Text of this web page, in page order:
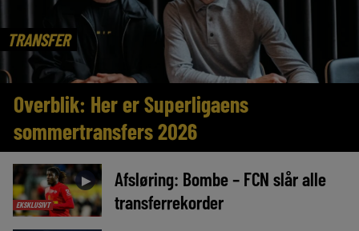
TRANSFER
Overblik: Her er Superligaens
sommertransfers 2026
EKSKLUSIVT
►
Afsløring: Bombe – FCN slår alle
transferrekorder